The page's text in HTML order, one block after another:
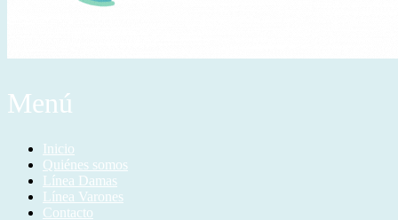
Menú
Inicio
Quiénes somos
Línea Damas
Línea Varones
Contacto